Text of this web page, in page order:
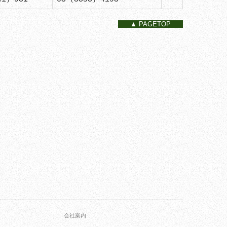
▲ PAGETOP
会社案内